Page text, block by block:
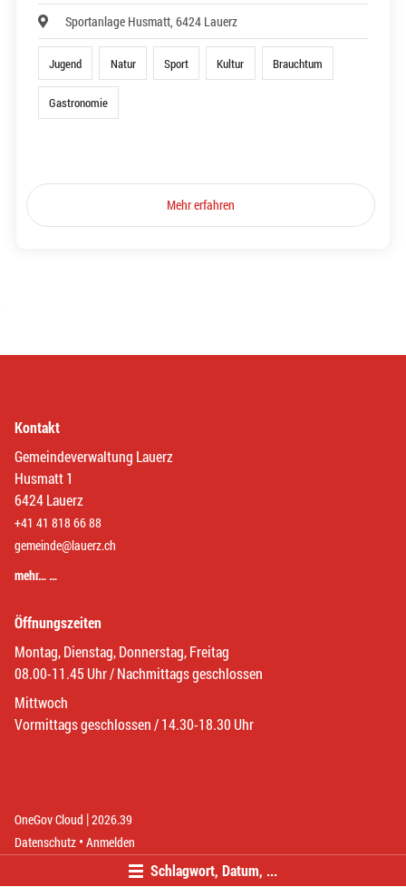
Schlagwort, Datum, ...
Sportanlage Husmatt, 6424 Lauerz
Jugend Natur Sport Kultur Brauchtum
Gastronomie
Mehr erfahren
Kontakt
Gemeindeverwaltung Lauerz
Husmatt 1
6424 Lauerz
+41 41 818 66 88
gemeinde@lauerz.ch
mehr… …
Öffnungszeiten
Montag, Dienstag, Donnerstag, Freitag
08.00-11.45 Uhr / Nachmittags geschlossen
Mittwoch
Vormittags geschlossen / 14.30-18.30 Uhr
OneGov Cloud (External Link)
|2026.39
Datenschutz (External Link)
Anmelden